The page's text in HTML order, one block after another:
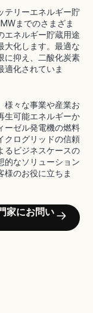
テリーエネルギー貯
までのさまざま
エネルギー貯蔵用途
大化します。最適な
に抑え、二酸化炭素
適化されていま
様々な事業や産業お
生可能エネルギーか
ーゼル発電機の燃料
クログリッドの信頼
るビジネスケースの
的なソリューション
様のお役に立ちま
家にお問い